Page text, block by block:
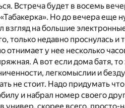
Встреча будет в восемь
Но до вечера еще
на большие
только недавно проснулась и
отнимает у нее несколько
А вот если дома батя,
легкомыслии и
не стоит. Надо придумать
и набрал номер своего